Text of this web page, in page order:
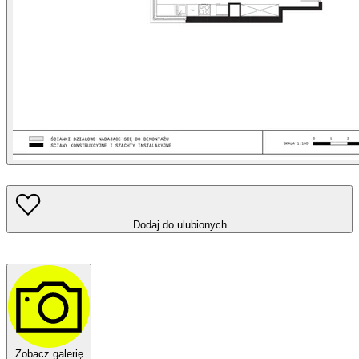
Dodaj do ulubionych
Zobacz galerię